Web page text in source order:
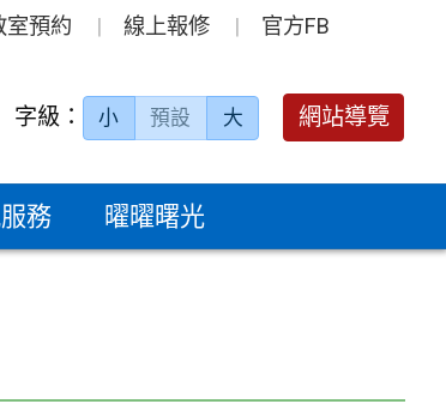
室預約 線上報修 官方FB
字級： 小 預設 大 網站導覽
務 曜曜曙光